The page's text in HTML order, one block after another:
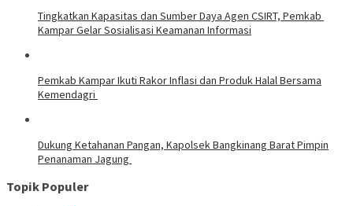
Tingkatkan Kapasitas dan Sumber Daya Agen CSIRT, Pemkab
Kampar Gelar Sosialisasi Keamanan Informasi
Pemkab Kampar Ikuti Rakor Inflasi dan Produk Halal Bersama
Kemendagri
Dukung Ketahanan Pangan, Kapolsek Bangkinang Barat Pimpin
Penanaman Jagung
Topik Populer